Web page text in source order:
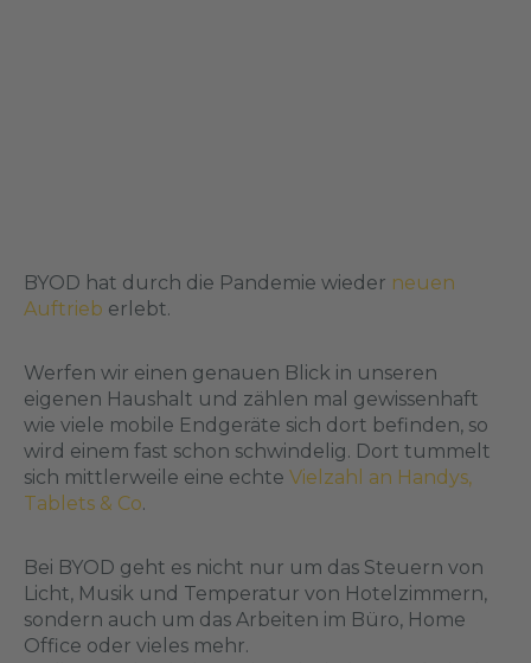
BYOD hat durch die Pandemie wieder neuen
Auftrieb erlebt.
Werfen wir einen genauen Blick in unseren
eigenen Haushalt und zählen mal gewissenhaft
wie viele mobile Endgeräte sich dort befinden, so
wird einem fast schon schwindelig. Dort tummelt
sich mittlerweile eine echte Vielzahl an Handys,
Tablets & Co.
Bei BYOD geht es nicht nur um das Steuern von
Licht, Musik und Temperatur von Hotelzimmern,
sondern auch um das Arbeiten im Büro, Home
Office oder vieles mehr.